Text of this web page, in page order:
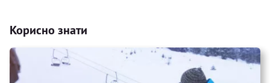
Корисно знати